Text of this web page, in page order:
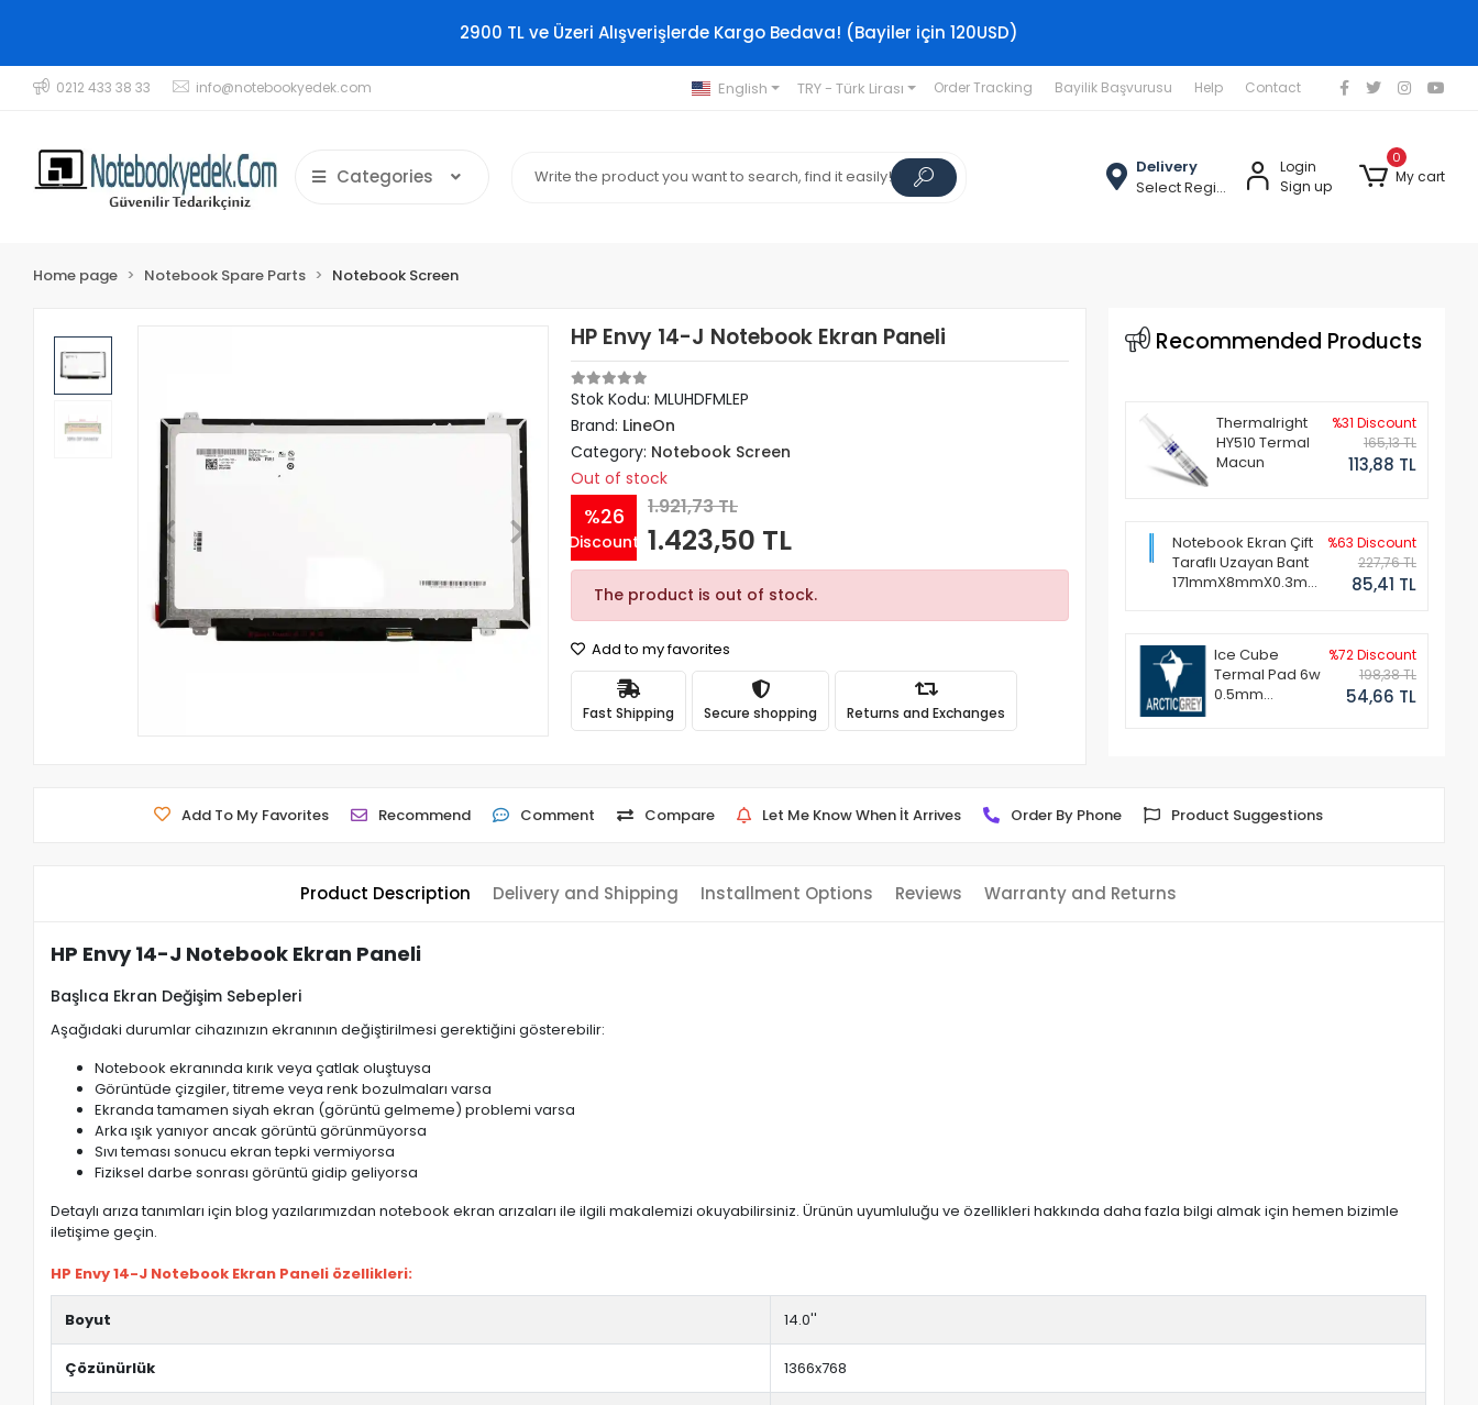
2900 TL ve Üzeri Alışverişlerde Kargo Bedava! (Bayiler için 120USD)
0212 433 38 33 info@notebookyedek.com English TRY - Türk Lirası Order Tracking Bayilik Başvurusu Help Contact
Categories
Delivery
Select Region
Login
Sign up
0
My cart
Home page Notebook Spare Parts Notebook Screen
HP Envy 14-J Notebook Ekran Paneli
Stok Kodu: MLUHDFMLEP
Brand: LineOn
Category: Notebook Screen
Out of stock
%26
Discount
1.921,73 TL
1.423,50 TL
The product is out of stock.
Add to my favorites
Fast Shipping Secure shopping Returns and Exchanges
Recommended Products
Thermalright
HY510 Termal
Macun
%31 Discount
165,13 TL
113,88 TL
Notebook Ekran Çift
Taraflı Uzayan Bant
171mmX8mmX0.3mm
%63 Discount
227,76 TL
85,41 TL
Ice Cube
Termal Pad 6w
0.5mm
%72 Discount
198,38 TL
54,66 TL
Add To My Favorites Recommend Comment Compare Let Me Know When İt Arrives Order By Phone Product Suggestions
Product Description Delivery and Shipping Installment Options Reviews Warranty and Returns
HP Envy 14-J Notebook Ekran Paneli
Başlıca Ekran Değişim Sebepleri
Aşağıdaki durumlar cihazınızın ekranının değiştirilmesi gerektiğini gösterebilir:
Notebook ekranında kırık veya çatlak oluştuysa
Görüntüde çizgiler, titreme veya renk bozulmaları varsa
Ekranda tamamen siyah ekran (görüntü gelmeme) problemi varsa
Arka ışık yanıyor ancak görüntü görünmüyorsa
Sıvı teması sonucu ekran tepki vermiyorsa
Fiziksel darbe sonrası görüntü gidip geliyorsa
Detaylı arıza tanımları için blog yazılarımızdan notebook ekran arızaları ile ilgili makalemizi okuyabilirsiniz. Ürünün uyumluluğu ve özellikleri hakkında daha fazla bilgi almak için hemen bizimle
iletişime geçin.
HP Envy 14-J Notebook Ekran Paneli özellikleri:
Boyut 14.0''
Çözünürlük 1366x768